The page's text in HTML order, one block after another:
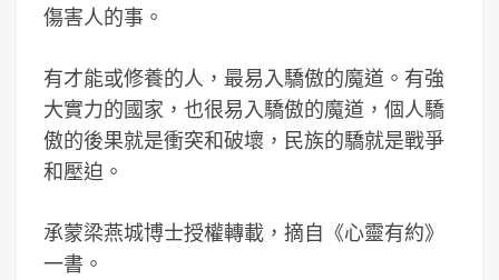
傷害人的事。
有才能或修養的人，最易入驕傲的魔道。有強
大實力的國家，也很易入驕傲的魔道，個人驕
傲的後果就是衝突和破壞，民族的驕就是戰爭
和壓迫。
承蒙梁燕城博士授權轉載，摘自《心靈有約》
一書。